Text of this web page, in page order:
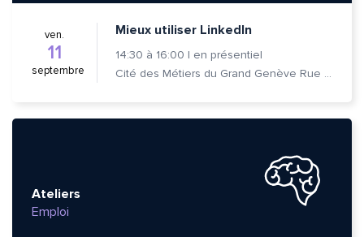
ven.
11
septembre
Mieux utiliser LinkedIn
14:30 à 16:00 | en présentiel
Cité des Métiers du Grand Genève Rue Prévost-Martin 6 1205 Genève
Ateliers
Emploi